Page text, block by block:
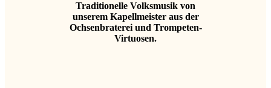
Traditionelle Volksmusik von
unserem Kapellmeister aus der
Ochsenbraterei und Trompeten-
Virtuosen.